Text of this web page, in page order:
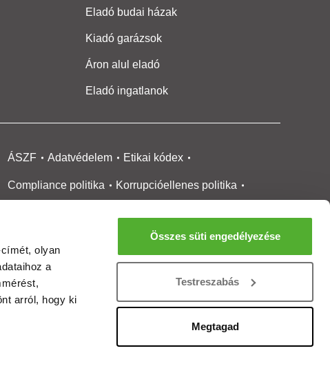
olyan
a
arról, hogy ki
Összes süti engedélyezése
Testreszabás
Megtagad
Eladó budai házak
Kiadó garázsok
Áron alul eladó
Eladó ingatlanok
ÁSZF Adatvédelem Etikai kódex
Compliance politika Korrupcióellenes politika
Médiaajánlat
Ingatlanközvetítőknek
Magánszemélyeknek
Új építésű lakások
Tartalommoderálási jelentés